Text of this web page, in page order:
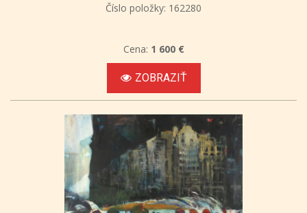
Číslo položky: 162280
Cena: 1 600 €
ZOBRAZIŤ